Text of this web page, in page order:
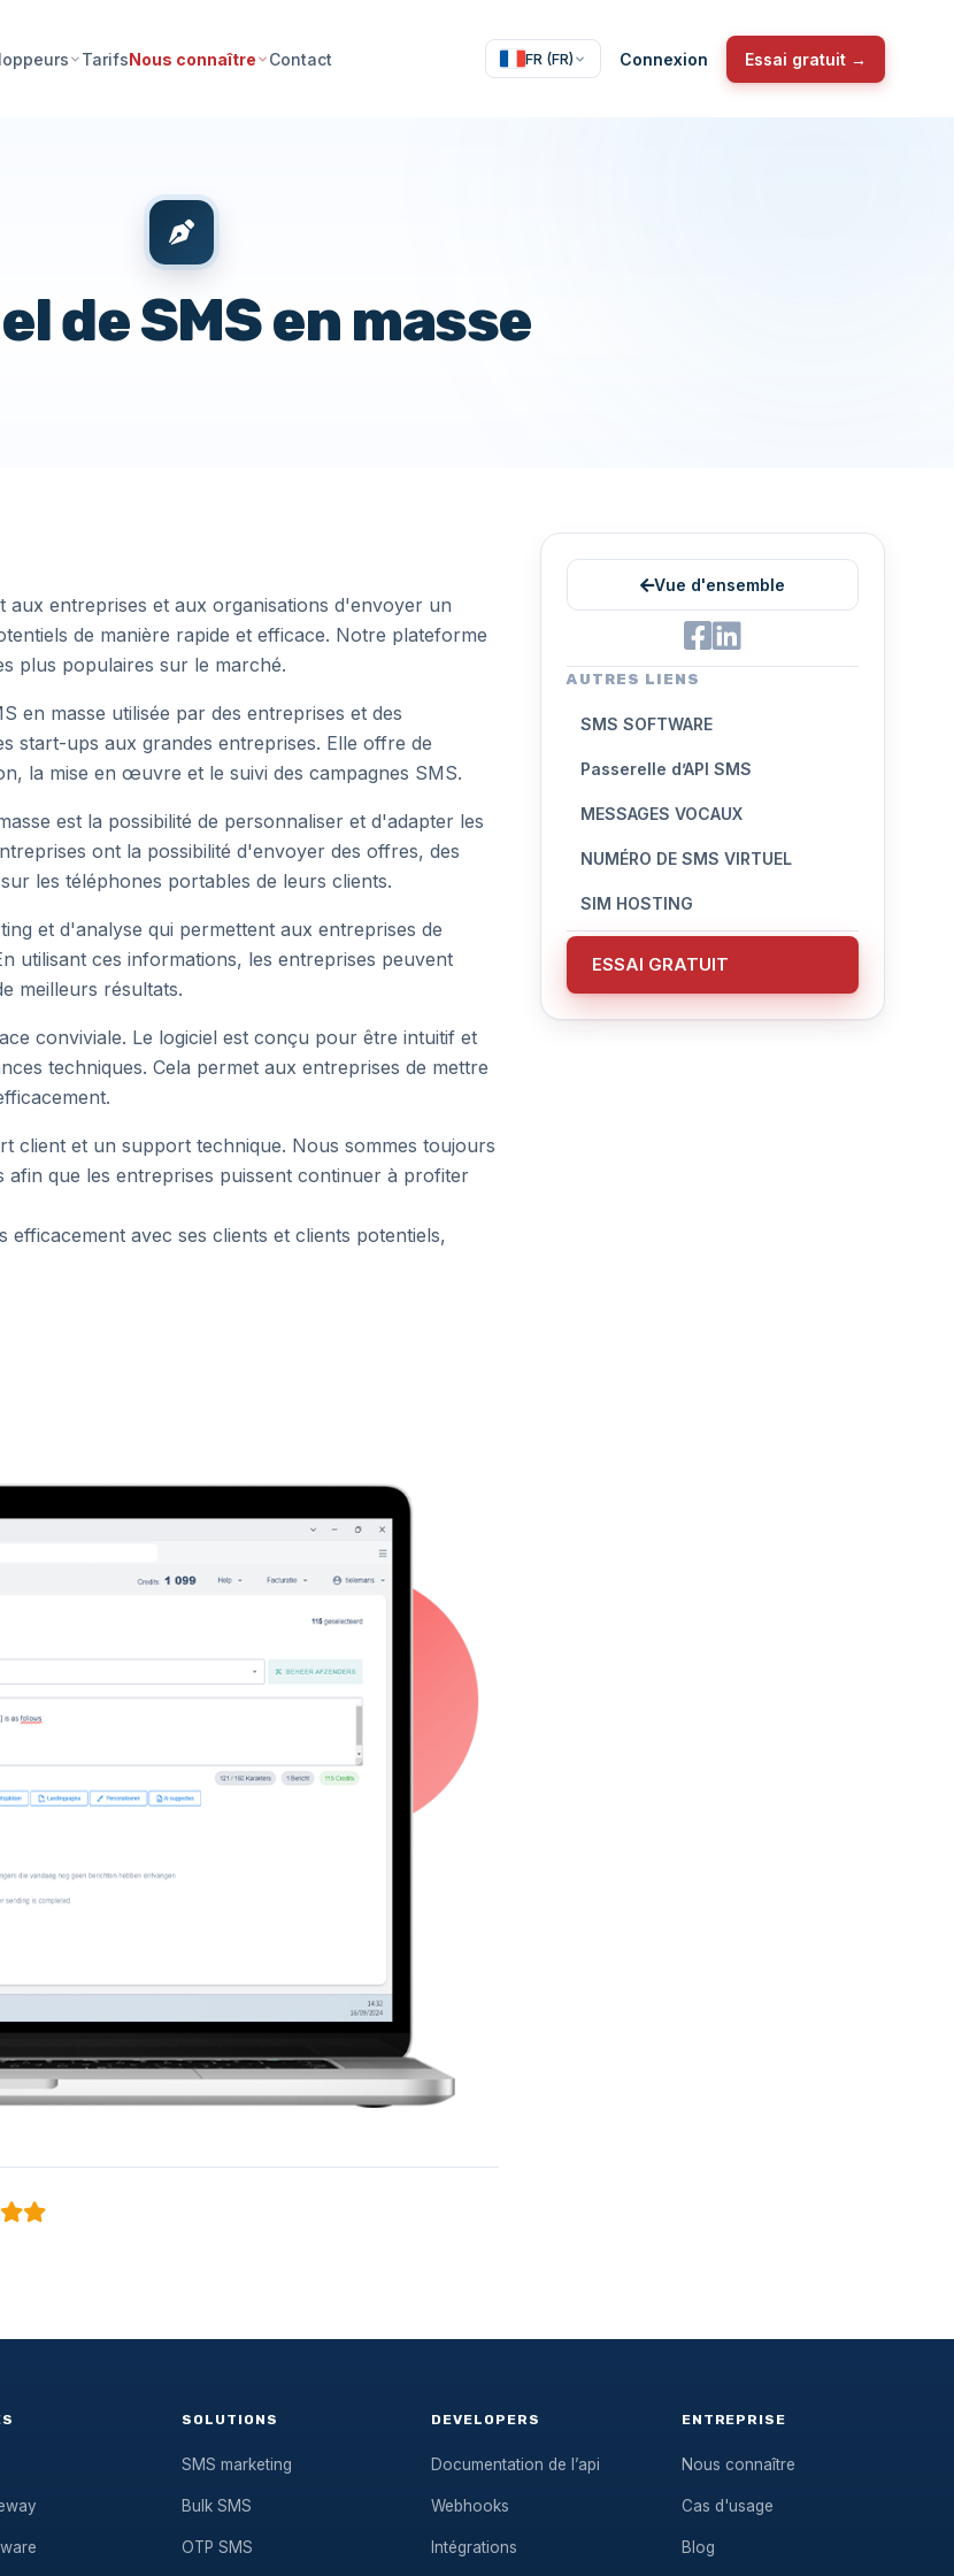
TarifsNous connaître Contact FR (FR) Connexion Essai gratuit →
de SMS en masse
aux entreprises et aux organisations d'envoyer un
de manière rapide et efficace. Notre plateforme
plus populaires sur le marché.
en masse utilisée par des entreprises et des
start-ups aux grandes entreprises. Elle offre de
la mise en œuvre et le suivi des campagnes SMS.
est la possibilité de personnaliser et d'adapter les
ont la possibilité d'envoyer des offres, des
les téléphones portables de leurs clients.
et d'analyse qui permettent aux entreprises de
utilisant ces informations, les entreprises peuvent
meilleurs résultats.
conviviale. Le logiciel est conçu pour être intuitif et
techniques. Cela permet aux entreprises de mettre
client et un support technique. Nous sommes toujours
que les entreprises puissent continuer à profiter
avec ses clients et clients potentiels,
Vue d'ensemble
AUTRES LIENS
SMS SOFTWARE
Passerelle d’API SMS
MESSAGES VOCAUX
NUMÉRO DE SMS VIRTUEL
SIM HOSTING
ESSAI GRATUIT
SOLUTIONS
SMS marketing
Bulk SMS
OTP SMS
DEVELOPERS
Documentation de l’api
Webhooks
Intégrations
ENTREPRISE
Nous connaître
Cas d'usage
Blog